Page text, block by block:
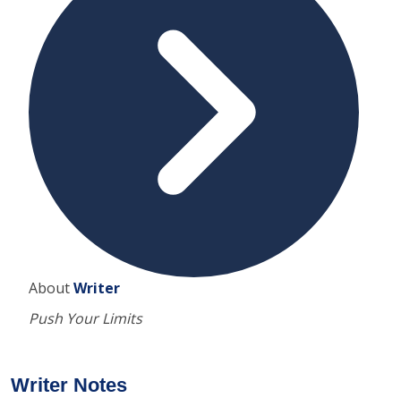
AboutWriter
Push Your Limits
Writer Notes